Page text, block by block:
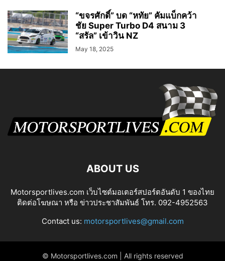
“ขจรศักดิ์” บด “หทัย” คัมแบ็กคว้า
ชัย Super Turbo D4 สนาม 3
“สรัล” เข้าวิน NZ
May 18, 2025
ABOUT US
Motorsportlives.com เว็บไซต์มอเตอร์สปอร์ตอันดับ 1 ของไทย
ติดต่อโฆษณา หรือ ข่าวประชาสัมพันธ์ โทร. 092-4952563
Contact us: motorsportlives@gmail.com
© Motorsportlives.com | All rights reserved